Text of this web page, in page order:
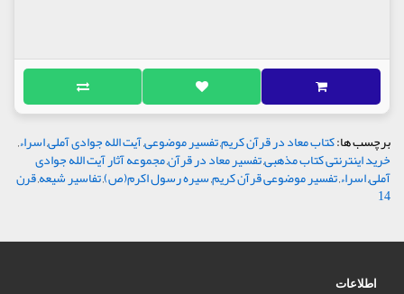
برچسب ها:کتاب معاد در قرآن کریم,تفسیر موضوعی,آیت الله جوادی آملی,اسراء,
خرید اینترنتی کتاب مذهبی,تفسیر معاد در قرآن,مجموعه آثار آیت الله جوادی
آملی,اسراء,تفسیر موضوعی قرآن کریم,سیره رسول اکرم(ص),تفاسیر شیعه,قرن
14
اطلاعات